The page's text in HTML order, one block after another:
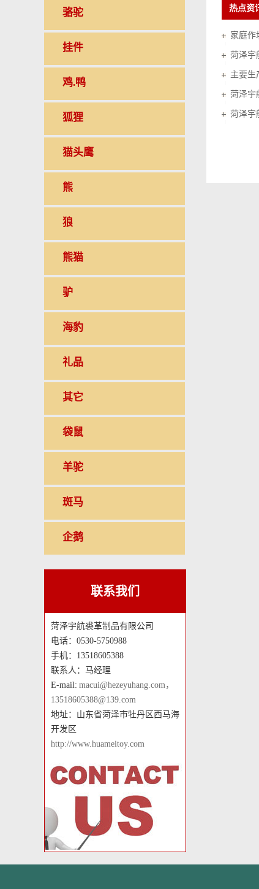
骆驼
挂件
鸡.鸭
狐狸
猫头鹰
熊
狼
熊猫
驴
海豹
礼品
其它
袋鼠
羊驼
斑马
企鹅
联系我们
菏泽宇航裘革制品有限公司
电话：0530-5750988
手机：13518605388
联系人：马经理
E-mail: macui@hezeyuhang.com，
13518605388@139.com
地址：山东省菏泽市牡丹区西马海
开发区
http://www.huameitoy.com
热点资
家庭作
菏泽宇
菏泽宇
菏泽宇